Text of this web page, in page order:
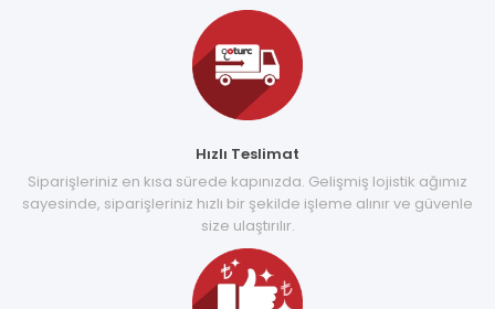
Hızlı Teslimat
Siparişleriniz en kısa sürede kapınızda. Gelişmiş lojistik ağımız
sayesinde, siparişleriniz hızlı bir şekilde işleme alınır ve güvenle
size ulaştırılır.